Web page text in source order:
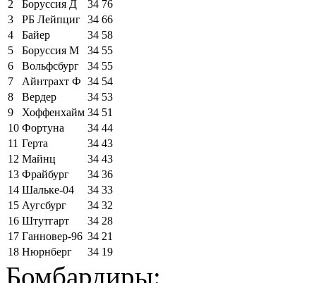
2
Боруссия Д 34 76
3
РБ Лейпциг 34 66
4
Байер 34 58
5
Боруссия М 34 55
6
Вольфсбург 34 55
7
Айнтрахт Ф 34 54
8
Вердер 34 53
9
Хоффенхайм 34 51
10 Фортуна 34 44
11 Герта 34 43
12 Майнц 34 43
13 Фрайбург 34 36
14 Шальке-04 34 33
15 Аугсбург 34 32
16 Штутгарт 34 28
17 Ганновер-96 34 21
18 Нюрнберг 34 19
Бомбардиры: